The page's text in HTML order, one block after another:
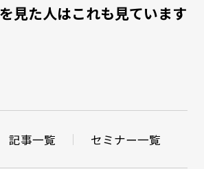
見た人はこれも見ています
記事一覧 セミナー一覧